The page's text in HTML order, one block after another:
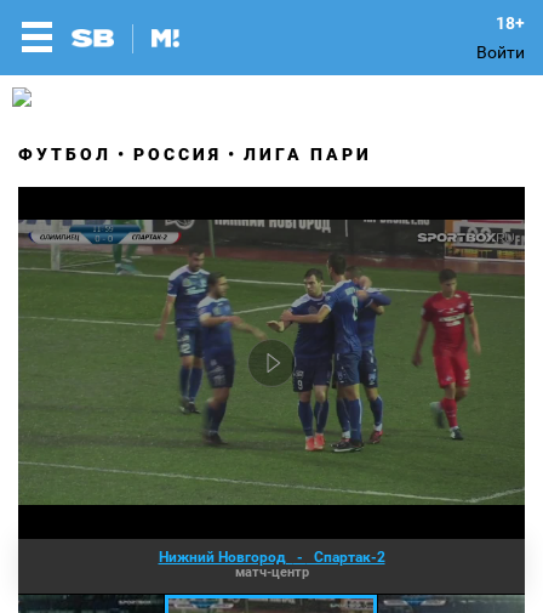
Войти
ФУТБОЛ РОССИЯ ЛИГА ПАРИ
Нижний Новгород - Спартак-2
матч-центр